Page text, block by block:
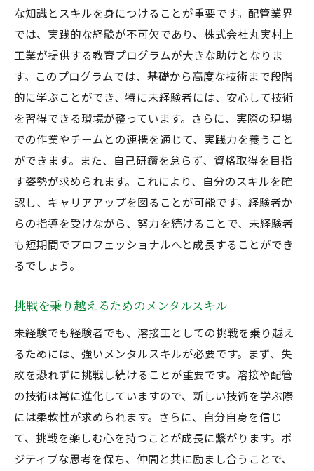
な知識とスキルを身につけることが重要です。配管業界
では、実践的な経験が不可欠であり、株式会社丸実村上
工業が提供する教育プログラムが大きな助けとなりま
す。このプログラムでは、基礎から高度な技術まで段階
的に学ぶことができ、特に未経験者には、安心して技術
を習得できる環境が整っています。さらに、実際の現場
での作業やチームとの連携を通じて、実践力を養うこと
ができます。また、自己研鑽を怠らず、資格取得を目指
す姿勢が求められます。これにより、自分のスキルを確
認し、キャリアアップを図ることが可能です。経験者か
らの指導を受けながら、努力を続けることで、未経験者
も短期間でプロフェッショナルへと成長することができ
るでしょう。
挑戦を乗り越えるためのメンタルスキル
未経験でも経験者でも、溶接工としての挑戦を乗り越え
るためには、強いメンタルスキルが必要です。まず、失
敗を恐れずに挑戦し続けることが重要です。溶接や配管
の技術は常に進化していますので、新しい技術を学ぶ際
には柔軟性が求められます。さらに、自分自身を信じ
て、挑戦を楽しむ心を持つことが成長に繋がります。ポ
ジティブな思考を保ち、仲間と共に励まし合うことで、